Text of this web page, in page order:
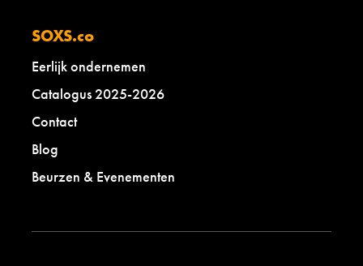
SOXS.co
Eerlijk ondernemen
Catalogus 2025-2026
Contact
Blog
Beurzen & Evenementen